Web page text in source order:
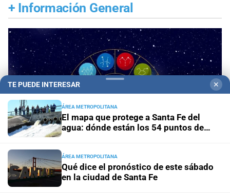
+ Información General
Panorama astrológico
TE PUEDE INTERESAR ✕
ÁREA METROPOLITANA
El mapa que protege a Santa Fe del
agua: dónde están los 54 puntos de
ÁREA METROPOLITANA
Qué dice el pronóstico de este sábado
en la ciudad de Santa Fe